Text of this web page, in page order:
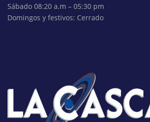
Sábado 08:20 a.m – 05:30 pm
Domingos y festivos: Cerrado